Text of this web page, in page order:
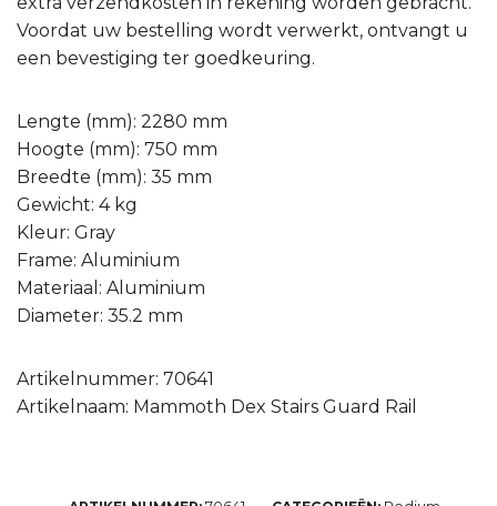
Voordat uw bestelling wordt verwerkt, ontvangt u
een bevestiging ter goedkeuring.
Lengte (mm): 2280 mm
Hoogte (mm): 750 mm
Breedte (mm): 35 mm
Gewicht: 4 kg
Kleur: Gray
Frame: Aluminium
Materiaal: Aluminium
Diameter: 35.2 mm
Artikelnummer: 70641
Artikelnaam: Mammoth Dex Stairs Guard Rail